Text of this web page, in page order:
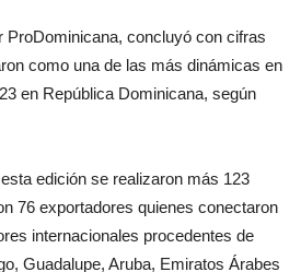
ProDominicana, concluyó con cifras
como una de las más dinámicas en
en República Dominicana, según
edición se realizaron más 123
76 exportadores quienes conectaron
internacionales procedentes de
Guadalupe, Aruba, Emiratos Árabes